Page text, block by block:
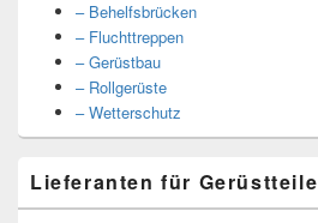
– Behelfsbrücken
– Fluchttreppen
– Gerüstbau
– Rollgerüste
– Wetterschutz
Lieferanten für Gerüstteile